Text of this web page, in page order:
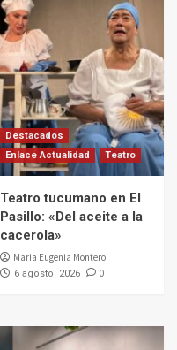
Destacados
Enlace Actualidad
Teatro
Teatro tucumano en El
Pasillo: «Del aceite a la
cacerola»
Maria Eugenia Montero
6 agosto, 2026 0